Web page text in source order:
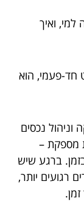
למי, ואיך
חד-פעמי, הוא
וניהול נכסים
מספקת –
ברגע שיש
רגועים יותר,